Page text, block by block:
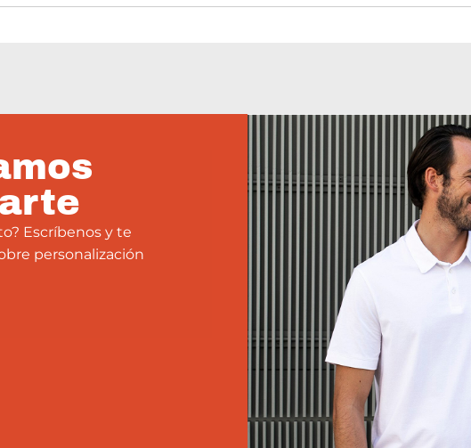
Escríbenos y te
personalización